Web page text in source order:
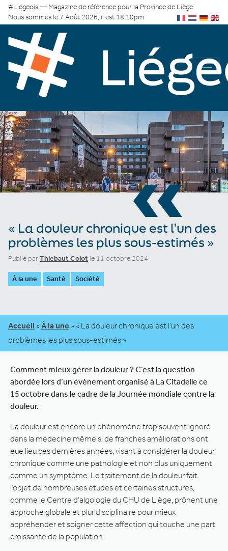
#Liégeois — Magazine de référence pour la Province de Liège
Nous sommes le 7 Août 2026, il est 18:10pm
«
« La douleur chronique est l’un des
problèmes les plus sous-estimés »
Publié parThiebaut Colot le 11 octobre 2024
À la une Santé Société
Accueil » À la une » « La douleur chronique est l’un des
problèmes les plus sous-estimés »
Comment mieux gérer la douleur ? C’est la question
abordée lors d’un évènement organisé à La Citadelle ce
15 octobre dans le cadre de la Journée mondiale contre la
douleur.
La douleur est encore un phénomène trop souvent ignoré
dans la médecine même si de franches améliorations ont
eue lieu ces dernières années, visant à considérer la douleur
chronique comme une pathologie et non plus uniquement
comme un symptôme. Le traitement de la douleur fait
l’objet de nombreuses études et certaines structures,
comme le Centre d’algologie du CHU de Liège, prônent une
approche globale et pluridisciplinaire pour mieux
appréhender et soigner cette affection qui touche une part
croissante de la population.